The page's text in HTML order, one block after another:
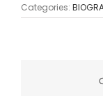
Categories: